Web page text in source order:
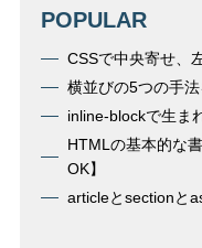
POPULAR
CSSで中央寄せ、
横並びの5つの手
inline-blockで生ま
HTMLの基本的な
OK】
articleとsectionと